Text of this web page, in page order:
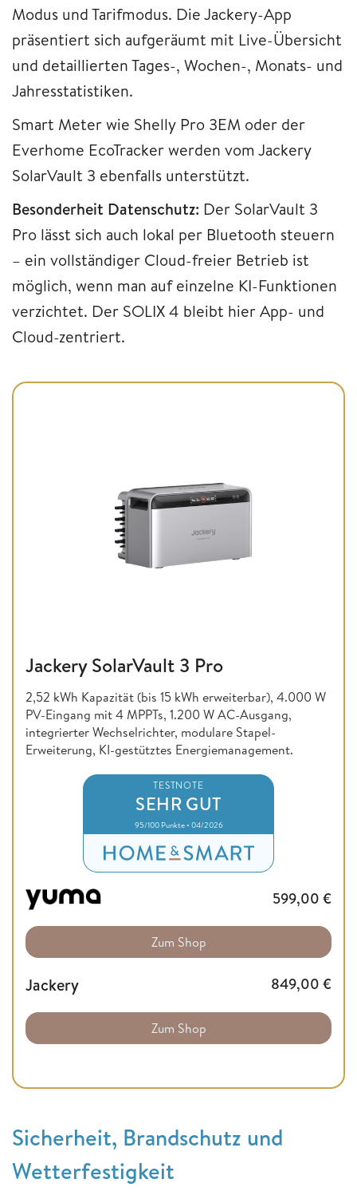
Modus und Tarifmodus. Die Jackery-App
präsentiert sich aufgeräumt mit Live-Übersicht
und detaillierten Tages-, Wochen-, Monats- und
Jahresstatistiken.
Smart Meter wie Shelly Pro 3EM oder der
Everhome EcoTracker werden vom Jackery
SolarVault 3 ebenfalls unterstützt.
Besonderheit Datenschutz: Der SolarVault 3
Pro lässt sich auch lokal per Bluetooth steuern
– ein vollständiger Cloud-freier Betrieb ist
möglich, wenn man auf einzelne KI-Funktionen
verzichtet. Der SOLIX 4 bleibt hier App- und
Cloud-zentriert.
Jackery SolarVault 3 Pro
2,52 kWh Kapazität (bis 15 kWh erweiterbar), 4.000 W
PV-Eingang mit 4 MPPTs, 1.200 W AC-Ausgang,
integrierter Wechselrichter, modulare Stapel-
Erweiterung, KI-gestütztes Energiemanagement.
TESTNOTE
SEHR GUT
95/100 Punkte • 04/2026
599,00 €
Zum Shop
Jackery 849,00 €
Zum Shop
Sicherheit, Brandschutz und
Wetterfestigkeit